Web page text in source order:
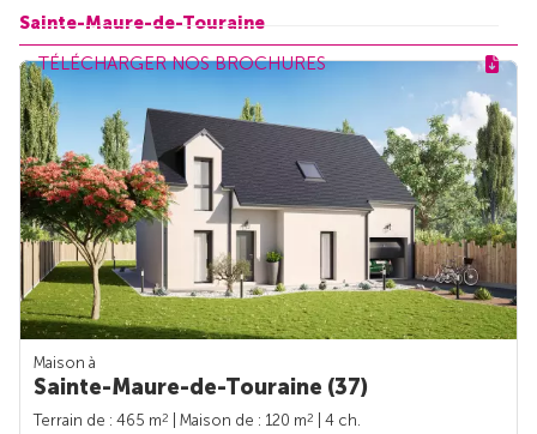
TÉLÉCHARGER NOS BROCHURES
Sainte-Maure-de-Touraine
Maison à
Sainte-Maure-de-Touraine (37)
Terrain de : 465 m2 | Maison de : 120 m2
| 4 ch.